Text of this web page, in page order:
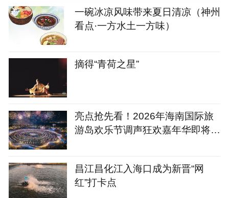
一碗冰凉风味带来夏日清凉（神州
看点·一方水土一方味）
摘得“青荷之星”
亮点抢先看！2026年海南国际旅
游岛欢乐节调声狂欢嘉年华即将精
昌江昌化江入海口成为新晋“网
红”打卡点